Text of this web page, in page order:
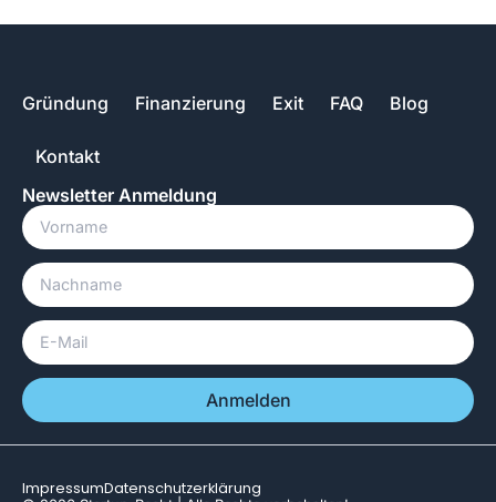
Gründung Finanzierung Exit FAQ Blog
Kontakt
Newsletter Anmeldung
Anmelden
ImpressumDatenschutzerklärung